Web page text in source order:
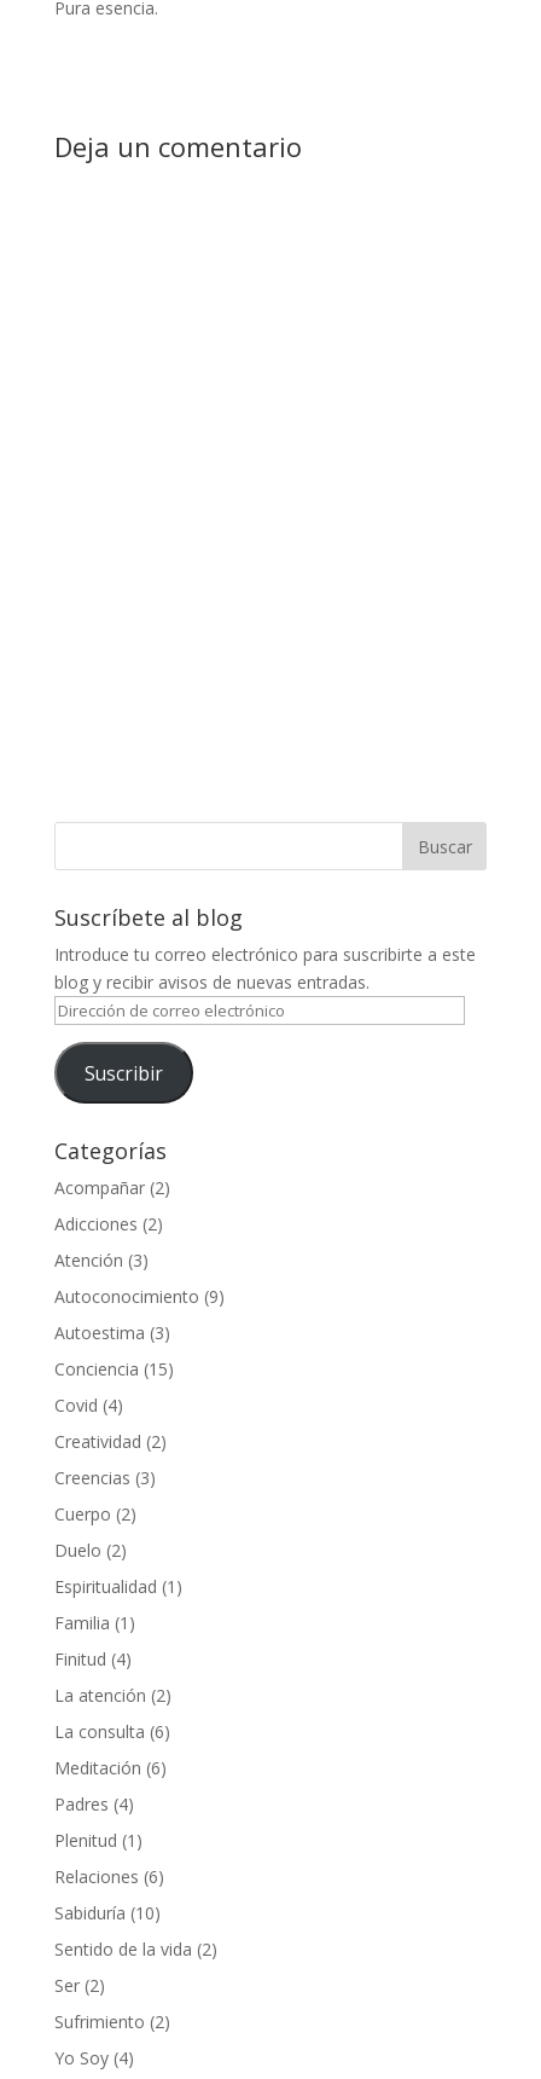
Pura esencia.
Deja un comentario
Suscríbete al blog
Introduce tu correo electrónico para suscribirte a este
blog y recibir avisos de nuevas entradas.
Dirección
correo
electrónico
Suscribir
Categorías
Acompañar(2)
Adicciones (2)
Atención (3)
Autoconocimiento (9)
Autoestima (3)
Conciencia (15)
Covid (4)
Creatividad (2)
Creencias (3)
Cuerpo (2)
Duelo (2)
Espiritualidad (1)
Familia (1)
Finitud (4)
La atención (2)
La consulta (6)
Meditación (6)
Padres (4)
Plenitud (1)
Relaciones (6)
Sabiduría (10)
Sentido de la vida (2)
Ser(2)
Sufrimiento (2)
Yo Soy(4)